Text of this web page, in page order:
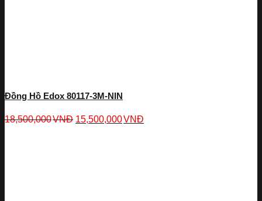
Đồng Hồ Edox 80117-3M-NIN
18,500,000VNĐ 15,500,000VNĐ